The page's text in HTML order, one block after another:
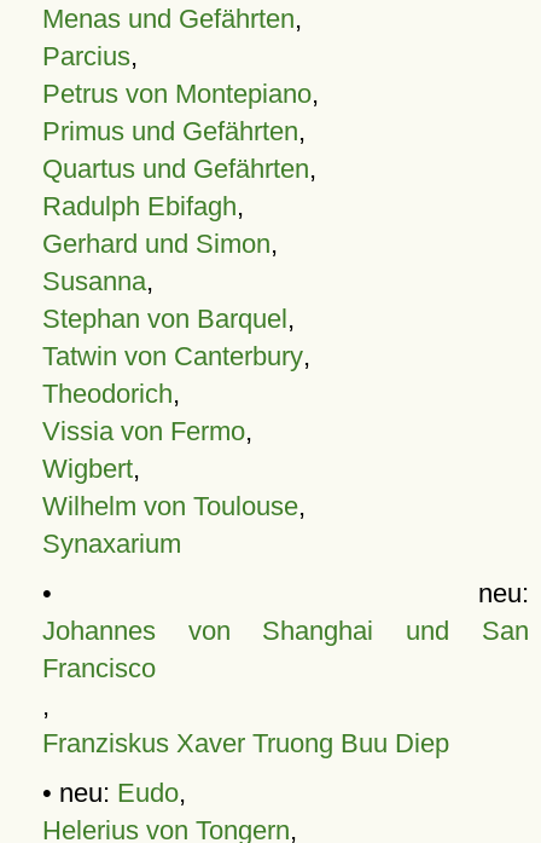
Menas und Gefährten,
Parcius,
Petrus von Montepiano,
Primus und Gefährten,
Quartus und Gefährten,
Radulph Ebifagh,
Gerhard und Simon,
Susanna,
Stephan von Barquel,
Tatwin von Canterbury,
Theodorich,
Vissia von Fermo,
Wigbert,
Wilhelm von Toulouse,
Synaxarium
• neu:
Johannes von Shanghai und San
Francisco
,
Franziskus Xaver Truong Buu Diep
• neu: Eudo,
Helerius von Tongern,